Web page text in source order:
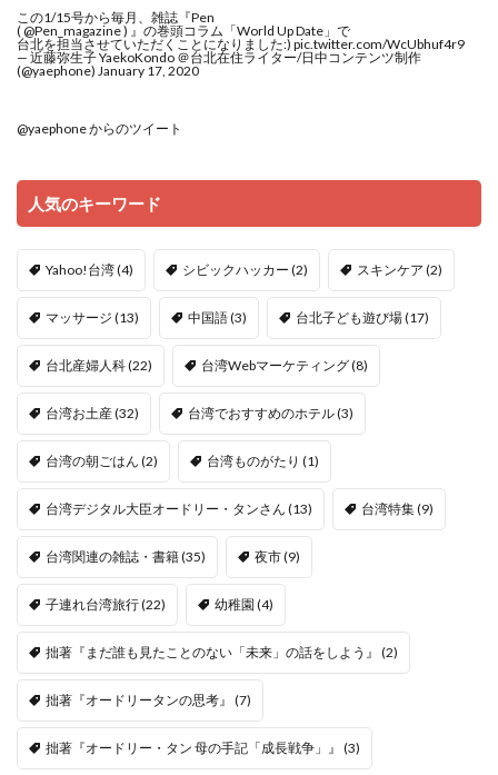
この1/15号から毎月、雑誌『Pen
( @Pen_magazine) 』の巻頭コラム「World Up Date」で
台北を担当させていただくことになりました:) pic.twitter.com/WcUbhuf4r9
— 近藤弥生子 YaekoKondo ＠台北在住ライター/日中コンテンツ制作
(@yaephone) January 17, 2020
@yaephone からのツイート
人気のキーワード
Yahoo!台湾(4) シビックハッカー (2) スキンケア (2)
マッサージ (13) 中国語(3) 台北子ども遊び場(17)
台北産婦人科(22) 台湾Webマーケティング(8)
台湾お土産(32) 台湾でおすすめのホテル(3)
台湾の朝ごはん (2) 台湾ものがたり (1)
台湾デジタル大臣オードリー・タンさん (13) 台湾特集(9)
台湾関連の雑誌・書籍(35) 夜市(9)
子連れ台湾旅行(22) 幼稚園 (4)
拙著『まだ誰も見たことのない「未来」の話をしよう』 (2)
拙著『オードリータンの思考』 (7)
拙著『オードリー・タン 母の手記「成長戦争」』 (3)